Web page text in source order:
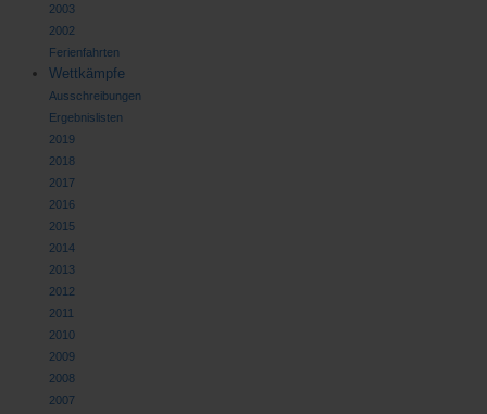
2003
2002
Ferienfahrten
Wettkämpfe
Ausschreibungen
Ergebnislisten
2019
2018
2017
2016
2015
2014
2013
2012
2011
2010
2009
2008
2007